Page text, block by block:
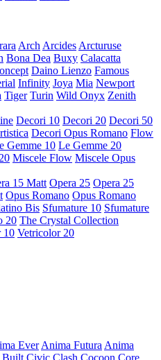
Arch Arcides Arcturuse
Bona Dea Buxy Calacatta
Daino Lienzo Famous
Infinity Joya Mia Newport
Tiger Turin Wild Onyx Zenith
Decori 10 Decori 20 Decori 50
Decori Opus Romano Flow
Gemme 10 Le Gemme 20
Miscele Flow Miscele Opus
15 Matt Opera 25 Opera 25
Opus Romano Opus Romano
Bis Sfumature 10 Sfumature
20 The Crystal Collection
10 Vetricolor 20
Ever Anima Futura Anima